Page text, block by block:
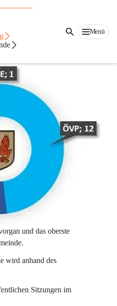
Menü
und das oberste
wird anhand des
Sitzungen im